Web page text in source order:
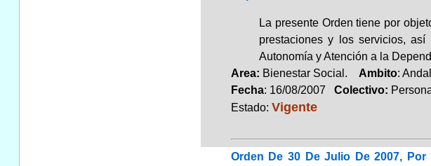
La presente Orden tiene por
prestaciones y los servicios,
Autonomía y Atención a la
Area: Bienestar Social. Ambito:
Fecha: 16/08/2007 Colectivo:
Estado: Vigente
Orden De 30 De Julio De 2007,